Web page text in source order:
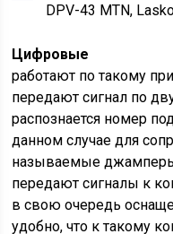
DPV-43 MTN,
Цифровые
работают по такому
передают сигнал по
распознается номер
данном случае для
называемые
передают сигналы к
в свою очередь
удобно, что к такому